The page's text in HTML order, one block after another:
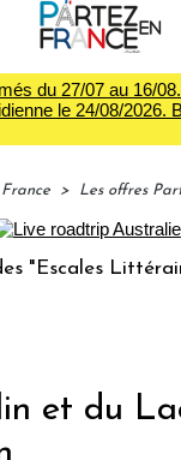
du 27/07 au 16/
le 24/08/2026.
> Les offres
Littéraires",
et du